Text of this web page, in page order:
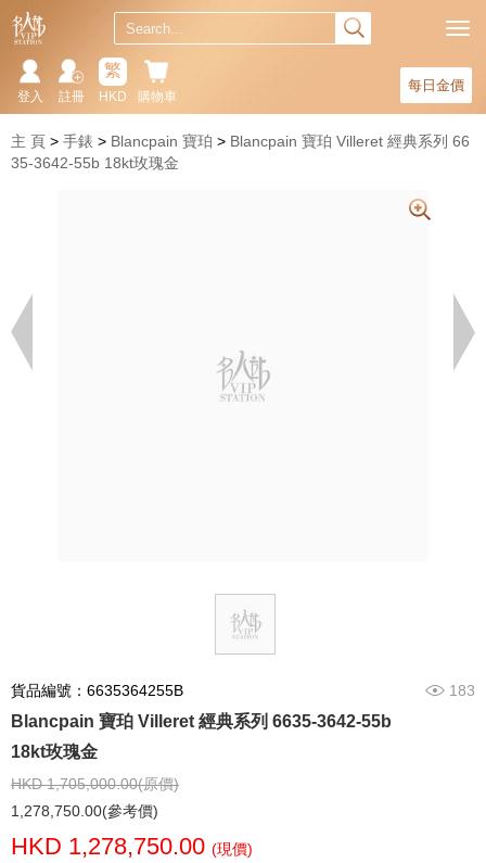
每日金價
購物車
繁
HKD
註冊
登入
主 頁 手錶 Blancpain 寶珀
Blancpain 寶珀 Villeret 經典系列 66
35-3642-55b 18kt玫瑰金
貨品編號：6635364255B 183
Blancpain 寶珀 Villeret 經典系列 6635-3642-55b
18kt玫瑰金
HKD 1,705,000.00(原價)
1,278,750.00(參考價)
HKD 1,278,750.00 (現價)